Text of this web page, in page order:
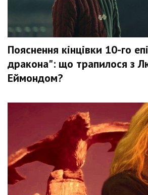
Пояснення кінцівки 10-го
дракона": що трапилося з
Еймондом?